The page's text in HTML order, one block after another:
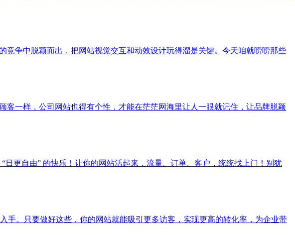
争中脱颖而出，把网站视觉交互和动效设计玩得溜是关键。今天咱就唠唠那些
一样，公司网站也得有个性，才能在茫茫网海里让人一眼就记住，让品牌脱颖
更自由” 的快乐！让你的网站活起来，流量、订单、客户，统统找上门！别犹
。只要做好这些，你的网站就能吸引更多访客，实现更高的转化率，为企业带